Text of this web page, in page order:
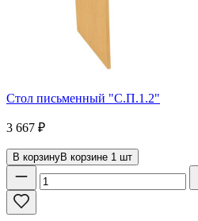
Стол письменный "С.П.1.2"
3 667 ₽
В корзинуВ корзине 1 шт